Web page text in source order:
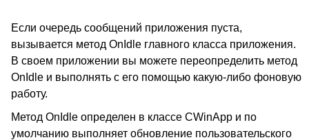
Если очередь сообщений приложения пуста,
вызывается метод OnIdle главного класса приложения.
В своем приложении вы можете переопределить метод
OnIdle и выполнять с его помощью какую-либо фоновую
работу.
Метод OnIdle определен в классе CWinApp и по
умолчанию выполняет обновление пользовательского